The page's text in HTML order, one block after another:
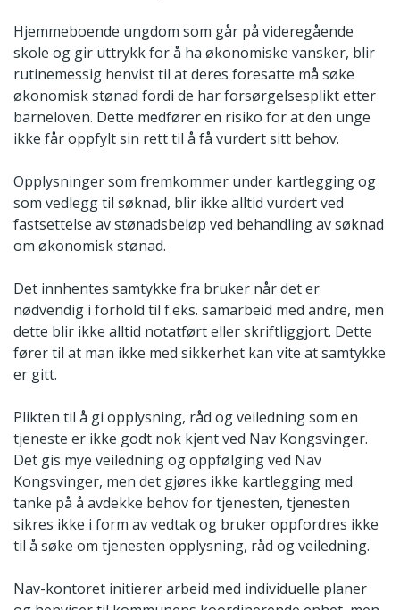
Hjemmeboende ungdom som går på videregående
skole og gir uttrykk for å ha økonomiske vansker, blir
rutinemessig henvist til at deres foresatte må søke
økonomisk stønad fordi de har forsørgelsesplikt etter
barneloven. Dette medfører en risiko for at den unge
ikke får oppfylt sin rett til å få vurdert sitt behov.
Opplysninger som fremkommer under kartlegging og
som vedlegg til søknad, blir ikke alltid vurdert ved
fastsettelse av stønadsbeløp ved behandling av søknad
om økonomisk stønad.
Det innhentes samtykke fra bruker når det er
nødvendig i forhold til f.eks. samarbeid med andre, men
dette blir ikke alltid notatført eller skriftliggjort. Dette
fører til at man ikke med sikkerhet kan vite at samtykke
er gitt.
Plikten til å gi opplysning, råd og veiledning som en
tjeneste er ikke godt nok kjent ved Nav Kongsvinger.
Det gis mye veiledning og oppfølging ved Nav
Kongsvinger, men det gjøres ikke kartlegging med
tanke på å avdekke behov for tjenesten, tjenesten
sikres ikke i form av vedtak og bruker oppfordres ikke
til å søke om tjenesten opplysning, råd og veiledning.
Nav-kontoret initierer arbeid med individuelle planer